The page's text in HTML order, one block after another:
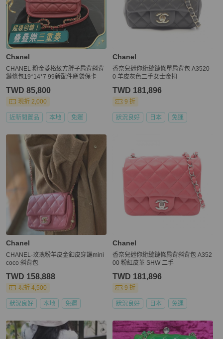
Chanel
CHANEL 粉金菱格紋方胖子肩背斜背
鏈條包19*14*7 99新配件塵袋保卡
TWD 85,800
現折 2,000
近新閒置品 本地 免運
Chanel
香奈兒迷你絎縫鏈條單肩背包 A3520
0 羊皮灰色二手女士金扣
TWD 181,896
9 折
狀況良好 日本 免運
Chanel
CHANEL-玫瑰粉羊皮金釦皮穿鏈mini
coco 斜背包
TWD 158,888
現折 4,500
狀況良好 本地 免運
Chanel
香奈兒迷你絎縫鏈條肩背斜背包 A352
00 粉紅皮革 SHW 二手
TWD 181,896
9 折
狀況良好 日本 免運